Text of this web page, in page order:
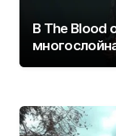
В The Blood